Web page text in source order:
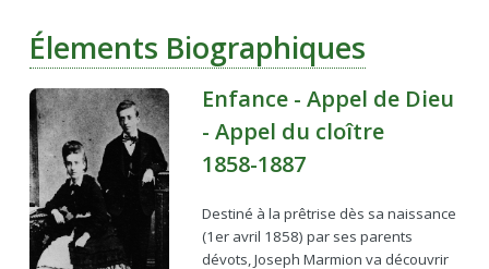
Élements Biographiques
Enfance - Appel de Dieu
- Appel du cloître
1858-1887
Destiné à la prêtrise dès sa naissance
(1er avril 1858) par ses parents
dévots, Joseph Marmion va découvrir